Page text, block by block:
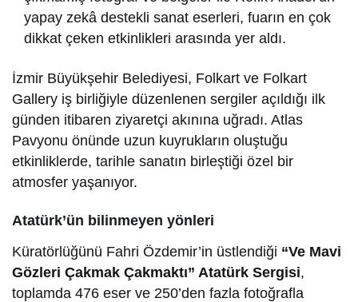
yapay zekâ destekli sanat eserleri, fuarın en çok
dikkat çeken etkinlikleri arasında yer aldı.
İzmir Büyükşehir Belediyesi, Folkart ve Folkart
Gallery iş birliğiyle düzenlenen sergiler açıldığı ilk
günden itibaren ziyaretçi akınına uğradı. Atlas
Pavyonu önünde uzun kuyrukların oluştuğu
etkinliklerde, tarihle sanatın birleştiği özel bir
atmosfer yaşanıyor.
Atatürk’ün bilinmeyen yönleri
Küratörlüğünü Fahri Özdemir’in üstlendiği “Ve Mavi
Gözleri Çakmak Çakmaktı” Atatürk Sergisi,
toplamda 476 eser ve 250’den fazla fotoğrafla